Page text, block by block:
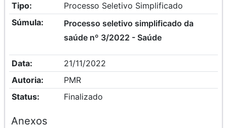
Tipo:
Processo Seletivo Simplificado
Súmula:
Processo seletivo simplificado da
saúde nº 3/2022 - Saúde
Data:
21/11/2022
Autoria:
PMR
Status:
Finalizado
Anexos